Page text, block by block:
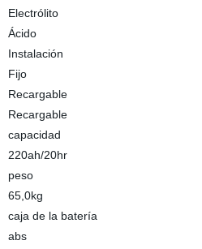
Electrólito
Ácido
Instalación
Fijo
Recargable
Recargable
capacidad
220ah/20hr
peso
65,0kg
caja de la batería
abs